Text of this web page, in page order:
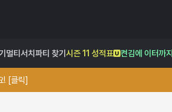
멀티서치 파티 찾기 시즌 11 성적표 켠김에 이터까지
! [클릭]